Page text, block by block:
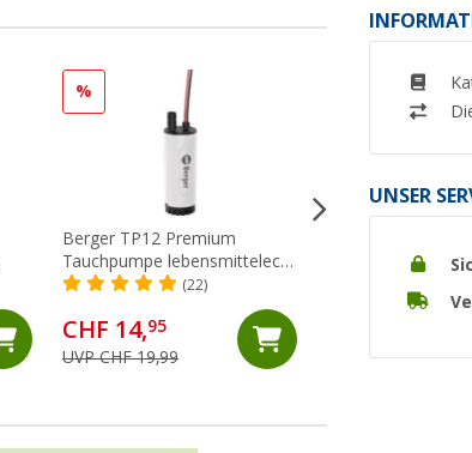
UNSER
%
Berger TP12 Premium
Tauchpumpe lebensmittelecht
12V 0,8 bar 12 l/min
(22)
CHF 14,95
UVP CHF 19,99
flexiblem
UVP CHF 29,99